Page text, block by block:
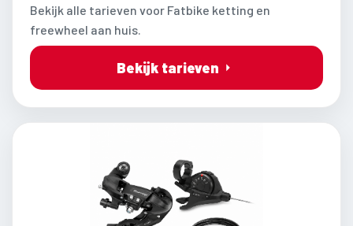
Bekijk alle tarieven voor Fatbike ketting en
freewheel aan huis.
Bekijk tarieven